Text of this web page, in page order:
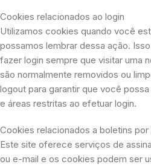
Cookies relacionados ao login
Utilizamos cookies quando você
possamos lembrar dessa ação.
fazer login sempre que visitar uma
são normalmente removidos ou
logout para garantir que você
e áreas restritas ao efetuar login.
Cookies relacionados a boletins por
Este site oferece serviços de
ou e-mail e os cookies podem ser